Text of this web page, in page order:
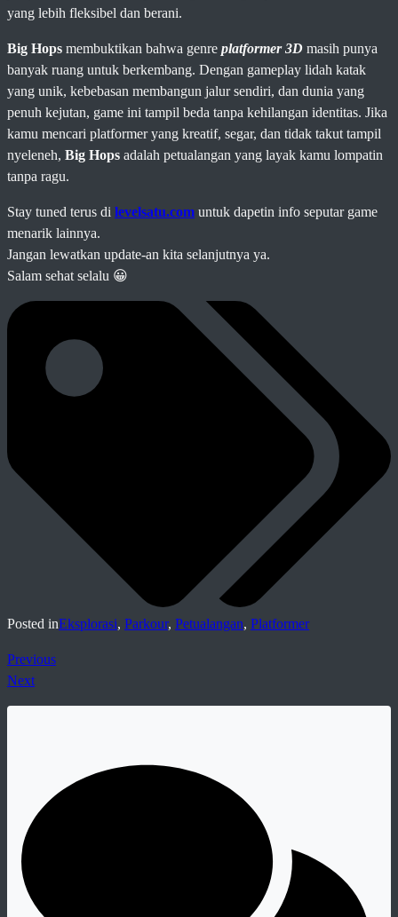
yang lebih fleksibel dan berani.
Big Hops membuktikan bahwa genre platformer 3D masih punya
banyak ruang untuk berkembang. Dengan gameplay lidah katak
yang unik, kebebasan membangun jalur sendiri, dan dunia yang
penuh kejutan, game ini tampil beda tanpa kehilangan identitas. Jika
kamu mencari platformer yang kreatif, segar, dan tidak takut tampil
nyeleneh, Big Hops adalah petualangan yang layak kamu lompatin
tanpa ragu.
Stay tuned terus di levelsatu.com untuk dapetin info seputar game
menarik lainnya.
Jangan lewatkan update-an kita selanjutnya ya.
Salam sehat selalu 😀
Posted inEksplorasi, Parkour, Petualangan, Platformer
Previous
Next